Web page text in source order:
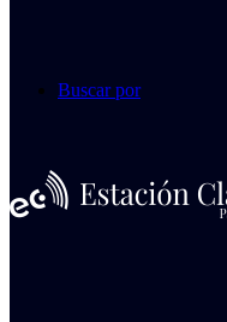
Buscar por